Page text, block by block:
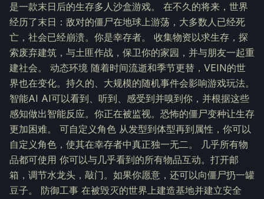
是一款末日后的生存多人沙盒游戏。 在不久的将来，世界
经历了末日：敌对的僵尸在地球上游荡，大多数人已经死
亡，社会已经崩溃。你是幸存者。 收集物资以求生存，探
索废弃建筑，与土匪作战，保卫你的家园，并与朋友一起重
建社会。 动态环境 随着时间流逝和季节更替，VEIN的世
界也在变化。持久的、大规模的随机事件会影响游戏玩法。
智能AI AI可以看到、听到、感受到并嗅到你，并根据这些
感知做出智能反应。你正在被监视。恐怖的僵尸变种让生存
更加困难。 可自定义角色 从发型到体型再到属性，你可以
自定义角色，使其在幸存者中真正独一无二。 几乎所有物
品都可使用 你可以与几乎看到的所有物品互动。打开邮
箱，调节水龙头，敲门。如果你愿意，还可以向僵尸扔一罐
豆子。 防御工事 在被毁灭的世界上建造基地并建立安全